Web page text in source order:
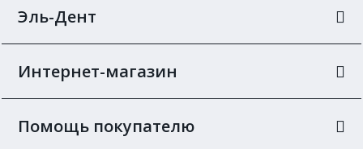
Эль-Дент
Интернет-магазин
Помощь покупателю